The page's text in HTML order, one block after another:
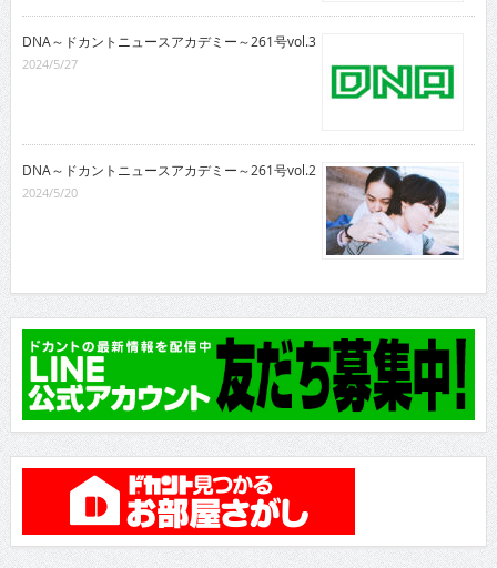
DNA～ドカントニュースアカデミー～261号vol.3
2024/5/27
DNA～ドカントニュースアカデミー～261号vol.2
2024/5/20